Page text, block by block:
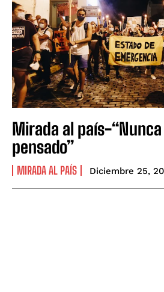
Mirada al país-
pensado”
MIRADA AL PAÍS Diciembre 25,